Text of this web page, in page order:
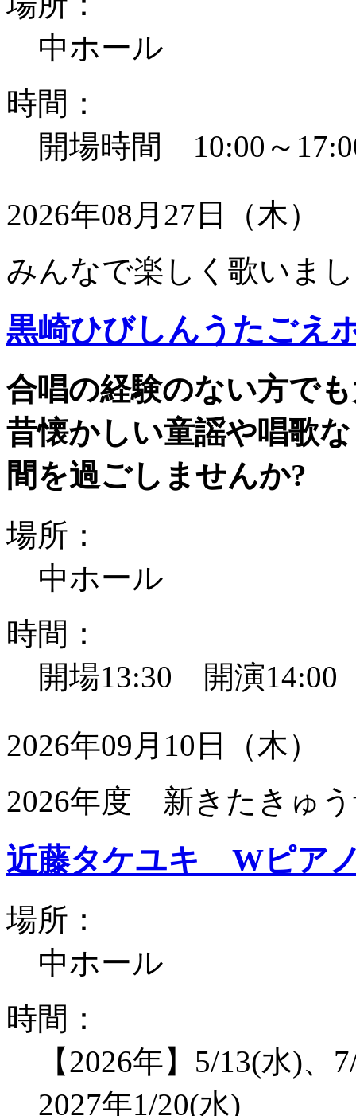
中ホール
時間：
開場時間 10:00～
2026年08月27日（木）
みんなで楽しく歌いま
黒崎ひびしんうたごえ
合唱の経験のない方で
昔懐かしい童謡や唱歌
間を過ごしませんか?
場所：
中ホール
時間：
開場13:30 開演14:00
2026年09月10日（木）
2026年度 新きたきゅ
近藤タケユキ Wピア
場所：
中ホール
時間：
【2026年】5/13(水)
2027年1/20(水)